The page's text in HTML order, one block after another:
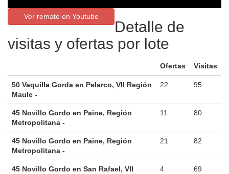
Ver remate en Youtube
Detalle de
visitas y ofertas por lote
Ofertas Visitas
50 Vaquilla Gorda en Pelarco, VII Región
Maule -
22 95
45 Novillo Gordo en Paine, Región
Metropolitana -
11 80
45 Novillo Gordo en Paine, Región
Metropolitana -
21 82
45 Novillo Gordo en San Rafael, VII
4 69